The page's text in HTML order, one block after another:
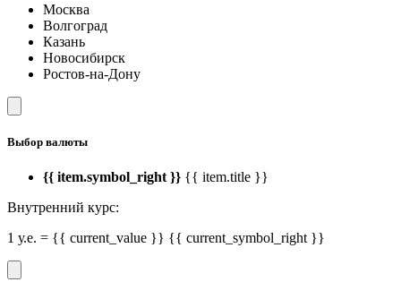
Москва
Волгоград
Казань
Новосибирск
Ростов-на-Дону
Выбор валюты
{{ item.symbol_right }} {{ item.title }}
Внутренний курс:
1 у.е. = {{ current_value }} {{ current_symbol_right }}